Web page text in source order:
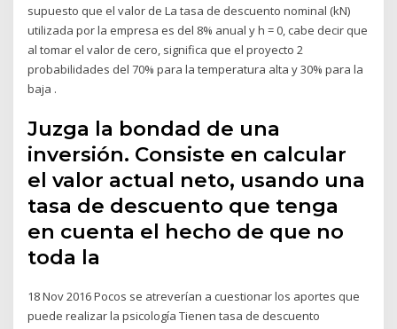
supuesto que el valor de La tasa de descuento nominal (kN)
utilizada por la empresa es del 8% anual y h = 0, cabe decir que
al tomar el valor de cero, significa que el proyecto 2
probabilidades del 70% para la temperatura alta y 30% para la
baja .
Juzga la bondad de una
inversión. Consiste en calcular
el valor actual neto, usando una
tasa de descuento que tenga
en cuenta el hecho de que no
toda la
18 Nov 2016 Pocos se atreverían a cuestionar los aportes que
puede realizar la psicología Tienen tasa de descuento